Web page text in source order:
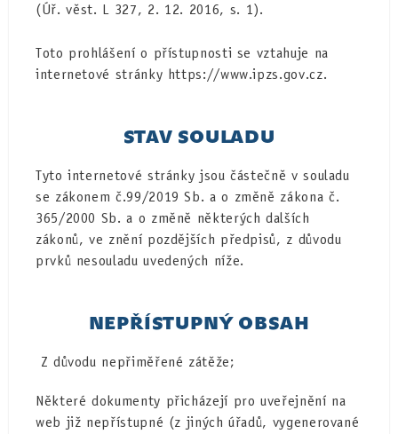
(Úř. věst. L 327, 2. 12. 2016, s. 1).
Toto prohlášení o přístupnosti se vztahuje na
internetové stránky https://www.ipzs.gov.cz.
STAV SOULADU
Tyto internetové stránky jsou částečně v souladu
se zákonem č.99/2019 Sb. a o změně zákona č.
365/2000 Sb. a o změně některých dalších
zákonů, ve znění pozdějších předpisů, z důvodu
prvků nesouladu uvedených níže.
NEPŘÍSTUPNÝ OBSAH
Z důvodu nepřiměřené zátěže;
Některé dokumenty přicházejí pro uveřejnění na
web již nepřístupné (z jiných úřadů, vygenerované